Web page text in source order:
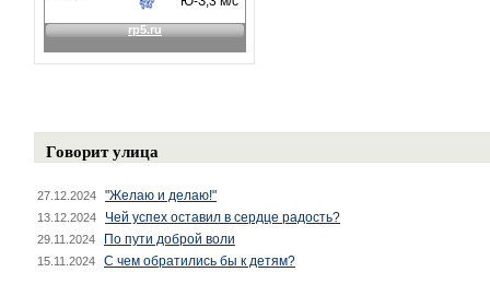
Говорит улица
27.12.2024 "Желаю и делаю!"
13.12.2024 Чей успех оставил в сердце радость?
29.11.2024 По пути доброй воли
15.11.2024 С чем обратились бы к детям?